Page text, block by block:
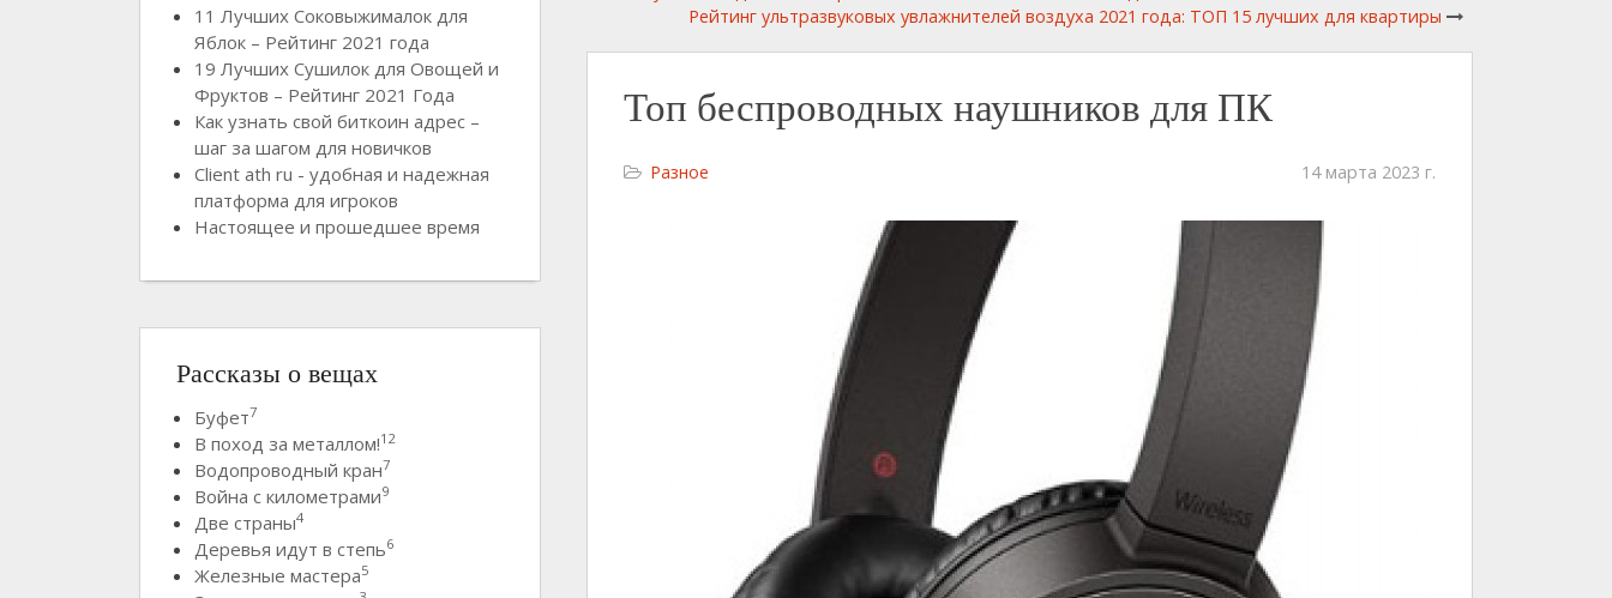
Рейтинг ультразвуковых увлажнителей воздуха 2021 года: ТОП 15 лучших для квартиры
Топ беспроводных наушников для ПК
Разное 14 марта 2023 г.
11 Лучших Соковыжималок для
Яблок – Рейтинг 2021 года
19 Лучших Сушилок для Овощей и
Фруктов – Рейтинг 2021 Года
Как узнать свой биткоин адрес –
шаг за шагом для новичков
Client ath ru - удобная и надежная
платформа для игроков
Настоящее и прошедшее время
Рассказы о вещах
Буфет7
В поход за металлом!12
Водопроводный кран7
Война с километрами9
Две страны4
Деревья идут в степь6
Железные мастера5